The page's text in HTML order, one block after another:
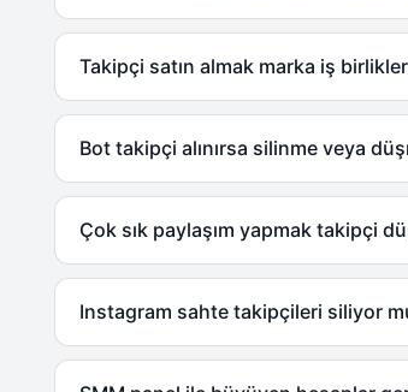
Takipçi satın almak marka iş
Bot takipçi alınırsa silinme veya
Çok sık paylaşım yapmak takipçi
Instagram sahte takipçileri siliyor